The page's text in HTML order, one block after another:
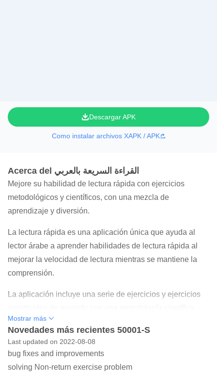
Descargar APK
Como instalar archivos XAPK / APK
Acerca del القراءة السريعة بالعربي
Mejore su habilidad de lectura rápida con ejercicios
metodológicos y científicos, con una mezcla de
aprendizaje y diversión.
La lectura rápida es una aplicación única que ayuda al
lector árabe a aprender habilidades de lectura rápida al
mejorar la velocidad de lectura mientras se mantiene la
comprensión.
La aplicación incluye una serie de ejercicios y ejercicios
especializada, lejos de conceptos erróneos y
exageraciones sobre esta técnica.
La aplicación también contiene un curso sistemático que
permite al lector aumentar su velocidad de lectura en 30
Mostrar más
Novedades más recientes 50001-S
Last updated on 2022-08-08
bug fixes and improvements
solving Non-return exercise problem